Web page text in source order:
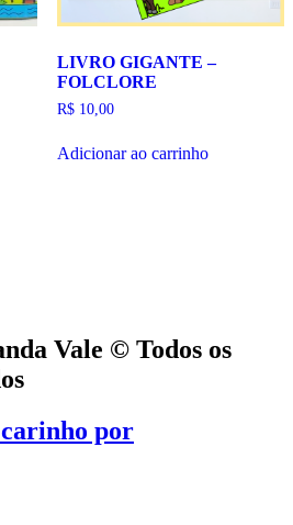
LIVRO GIGANTE –
FOLCLORE
R$10,00
Adicionar ao carrinho
Vale © Todos os
por